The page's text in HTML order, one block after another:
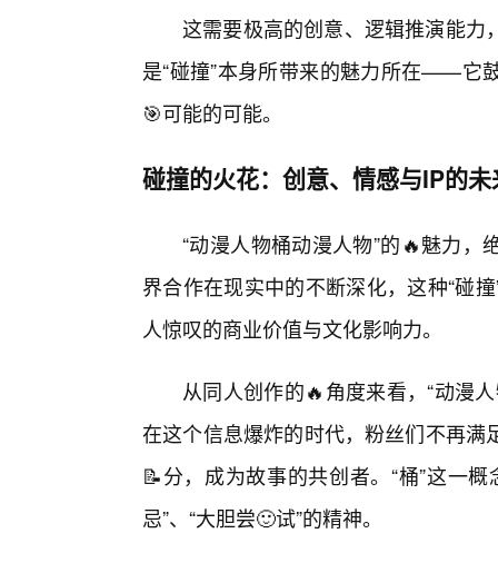
这需要极高的创意、逻辑推演能力
是“碰撞”本身所带来的魅力所在——它
🎯可能的可能。
碰撞的火花：创意、情感与IP的未
“动漫人物桶动漫人物”的🔥魅力
界合作在现实中的不断深化，这种“碰
人惊叹的商业价值与文化影响力。
从同人创作的🔥角度来看，“动漫
在这个信息爆炸的时代，粉丝们不再
📝分，成为故事的共创者。“桶”这一
忌”、“大胆尝🙂试”的精神。